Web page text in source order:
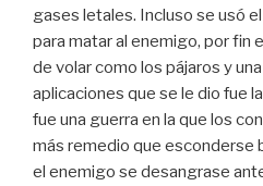
gases letales. Incluso se usó
para matar al enemigo, por fin
de volar como los pájaros y
aplicaciones que se le dio fue
fue una guerra en la que los
más remedio que esconderse
el enemigo se desangrase